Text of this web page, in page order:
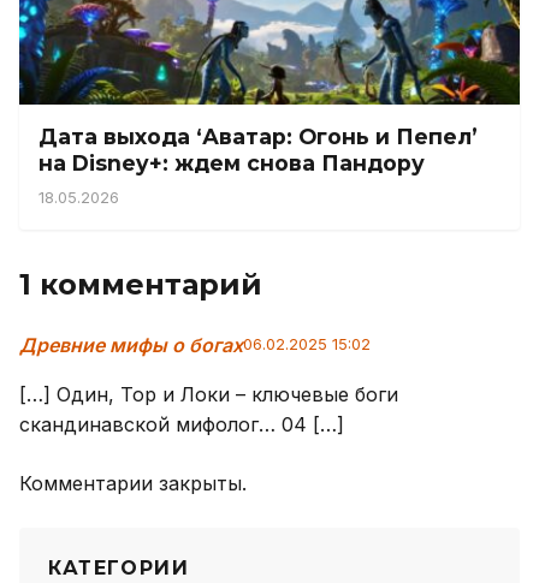
Дата выхода ‘Аватар: Огонь и Пепел’
на Disney+: ждем снова Пандору
18.05.2026
1 комментарий
Древние мифы о богах06.02.2025 15:02
[…] Один, Тор и Локи – ключевые боги
скандинавской мифолог… 04 […]
Комментарии закрыты.
КАТЕГОРИИ